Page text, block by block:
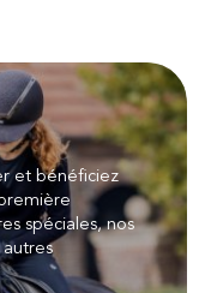
et bénéficiez
spéciales, nos